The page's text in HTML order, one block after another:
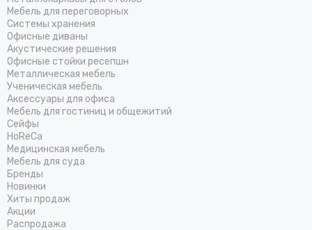
Мебель для переговорных
Системы хранения
Офисные диваны
Акустические решения
Офисные стойки ресепшн
Металлическая мебель
Ученическая мебель
Аксессуары для офиса
Мебель для гостиниц и общежитий
Cейфы
HoReCa
Медицинская мебель
Мебель для суда
Бренды
Новинки
Хиты продаж
Акции
Распродажа